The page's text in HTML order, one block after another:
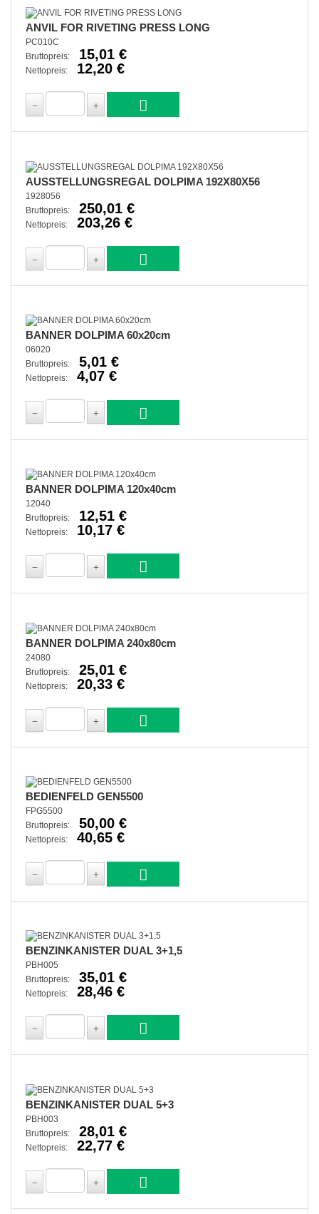
ANVIL FOR RIVETING PRESS LONG
PC010C
Bruttopreis:
15,01 €
Nettopreis: 12,20 €
AUSSTELLUNGSREGAL DOLPIMA 192X80X56
1928056
Bruttopreis:
250,01 €
Nettopreis: 203,26 €
BANNER DOLPIMA 60x20cm
06020
Bruttopreis:
5,01 €
Nettopreis: 4,07 €
BANNER DOLPIMA 120x40cm
12040
Bruttopreis:
12,51 €
Nettopreis: 10,17 €
BANNER DOLPIMA 240x80cm
24080
Bruttopreis:
25,01 €
Nettopreis: 20,33 €
BEDIENFELD GEN5500
FPG5500
Bruttopreis:
50,00 €
Nettopreis: 40,65 €
BENZINKANISTER DUAL 3+1,5
PBH005
Bruttopreis:
35,01 €
Nettopreis: 28,46 €
BENZINKANISTER DUAL 5+3
PBH003
Bruttopreis:
28,01 €
Nettopreis: 22,77 €